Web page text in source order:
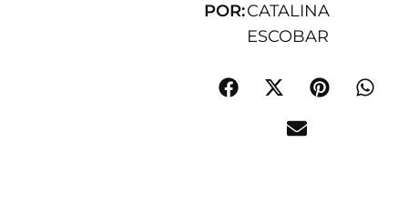
POR:CATALINA
ESCOBAR